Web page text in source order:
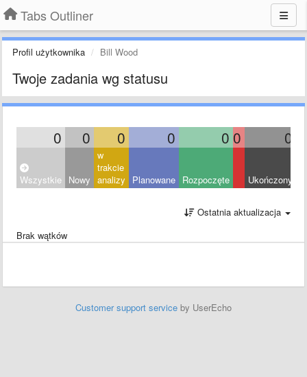
Tabs Outliner
Profil użytkownika Bill Wood
Twoje zadania wg statusu
0 0 0 0 0 0 0
Wszystkie Nowy
w
trakcie
analizy
Planowane Rozpoczęte Ukończony
Ostatnia aktualizacja
Brak wątków
Customer support service by UserEcho